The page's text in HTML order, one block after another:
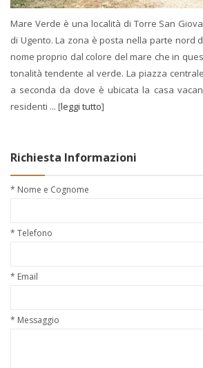
Mare Verde è una località di Torre San
di Ugento. La zona è posta nella parte nord
nome proprio dal colore del mare che in
tonalità tendente al verde. La piazza
a seconda da dove è ubicata la casa
residenti ... [leggi tutto]
Richiesta Informazioni
* Nome e Cognome
* Telefono
* Email
* Messaggio